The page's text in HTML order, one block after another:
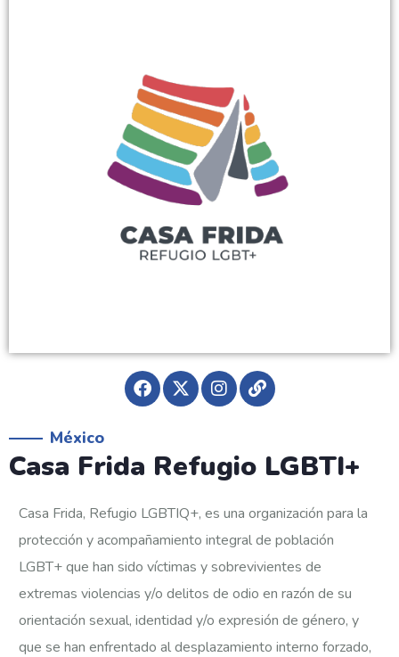
México
Casa Frida Refugio LGBTI+
Casa Frida, Refugio LGBTIQ+, es una organización para la
protección y acompañamiento integral de población
LGBT+ que han sido víctimas y sobrevivientes de
extremas violencias y/o delitos de odio en razón de su
orientación sexual, identidad y/o expresión de género, y
que se han enfrentado al desplazamiento interno forzado,